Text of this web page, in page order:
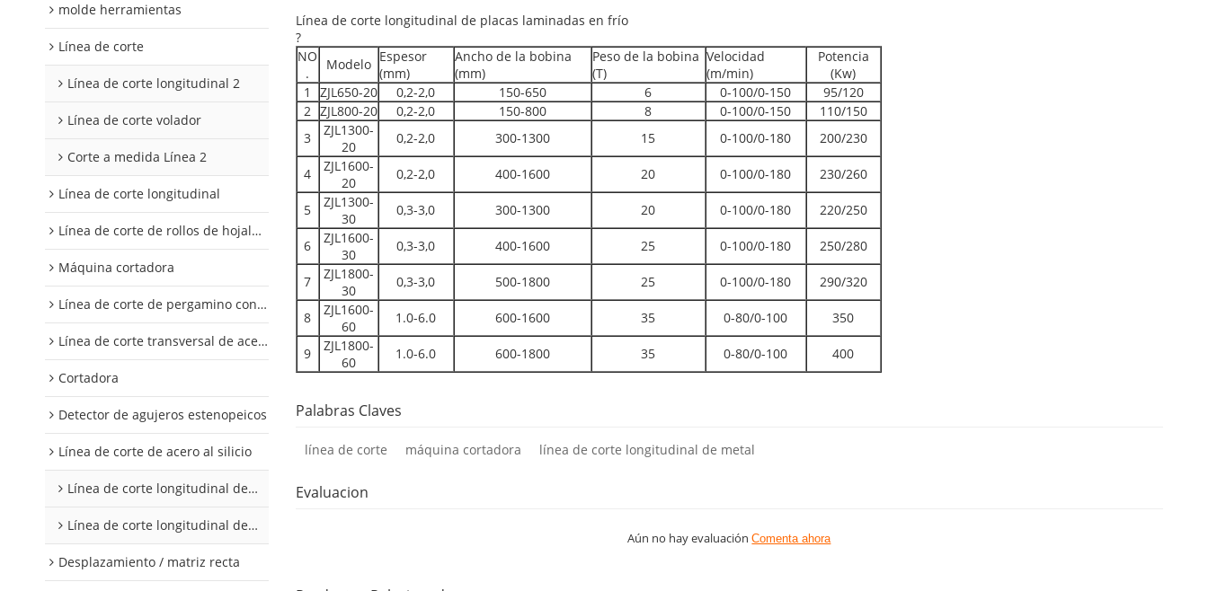
molde herramientas
Línea de corte
Línea de corte longitudinal 2
Línea de corte volador
Corte a medida Línea 2
Línea de corte longitudinal
Línea de corte de rollos de hojalata y aluminio
Máquina cortadora
Línea de corte de pergamino con control digital
Línea de corte transversal de acero al silicio
Cortadora
Detector de agujeros estenopeicos
Línea de corte de acero al silicio
Línea de corte longitudinal de acero al silicio
Línea de corte longitudinal de acero al silicio
Desplazamiento / matriz recta
Línea de corte longitudinal de placas laminadas en frío
?
NO
.
Modelo Espesor
(mm)
Ancho de la bobina
(mm)
Peso de la bobina
(T)
Velocidad
(m/min)
Potencia
(Kw)
1
ZJL650-20 0,2-2,0 150-650 6 0-100/0-150
95/120
2 ZJL800-20 0,2-2,0 150-800 8 0-100/0-150
110/150
3
ZJL1300-
20
0,2-2,0 300-1300 15 0-100/0-180 200/230
4
ZJL1600-
20
0,2-2,0 400-1600 20 0-100/0-180 230/260
5
ZJL1300-
30
0,3-3,0 300-1300 20 0-100/0-180 220/250
6
ZJL1600-
30
0,3-3,0 400-1600 25 0-100/0-180 250/280
7
ZJL1800-
30
0,3-3,0 500-1800 25 0-100/0-180 290/320
8
ZJL1600-
60
1.0-6.0 600-1600 35 0-80/0-100 350
9
ZJL1800-
60
1.0-6.0 600-1800 35 0-80/0-100 400
Palabras Claves
línea de corte máquina cortadora línea de corte longitudinal de metal
Evaluacion
Aún no hay evaluaciónComenta ahora